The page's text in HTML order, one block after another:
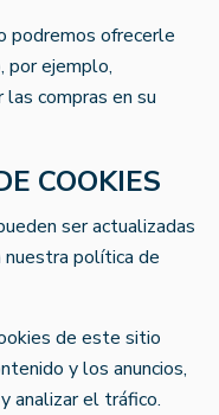
podremos ofrecerle
por ejemplo,
compras en su
COOKIES
ser actualizadas
nuestra política de
de este sitio
y los anuncios,
analizar el tráfico.